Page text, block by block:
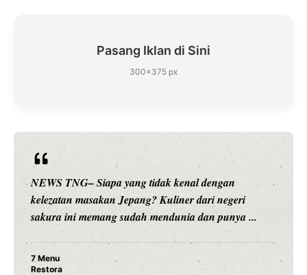
Pasang Iklan di Sini
300×375 px
NEWS TNG– Siapa sangka, dua nama besar di
hiburan, Nunung Srimulat dan Vicky Prasetyo, kini
merambah dunia kuliner dengan ...
Nunung Srimulat & Vicky Prasetyo Buka Restoran